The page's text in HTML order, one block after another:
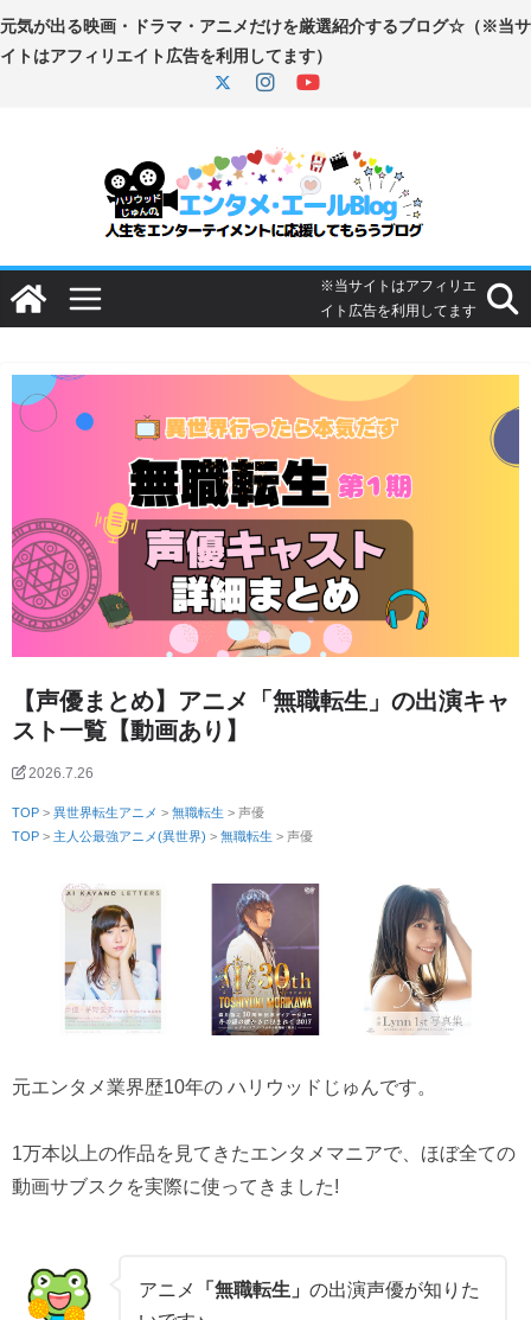
コ
ン
プ
【声優まとめ】アニメ「無職転生」の出演キャ
スト一覧【動画あり】
2026.7.26
TOP > 異世界転生アニメ > 無職転生 > 声優
TOP > 主人公最強アニメ(異世界) > 無職転生 > 声優
元エンタメ業界歴10年の ハリウッドじゅんです。
1万本以上の作品を見てきたエンタメマニアで、ほぼ全ての
動画サブスクを実際に使ってきました!
アニメ 「無職転生」 の出演声優が知りた